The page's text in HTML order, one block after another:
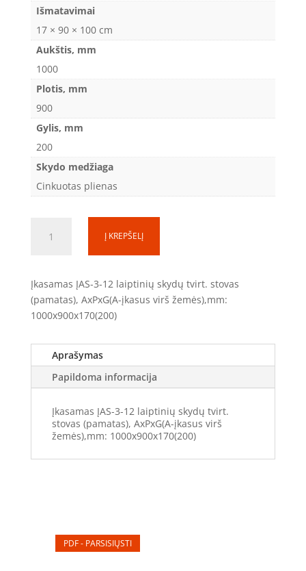
Išmatavimai
17 × 90 × 100 cm
Aukštis, mm
1000
Plotis, mm
900
Gylis, mm
200
Skydo medžiaga
Cinkuotas plienas
kiekis:
TS-
3-
12L
Į KREPŠELĮ
Įkasamas ĮAS-3-12 laiptinių skydų tvirt. stovas
(pamatas), AxPxG(A-įkasus virš žemės),mm:
1000x900x170(200)
Aprašymas
Papildoma informacija
Įkasamas ĮAS-3-12 laiptinių skydų tvirt.
stovas (pamatas), AxPxG(A-įkasus virš
žemės),mm: 1000x900x170(200)
PDF - PARSISIŲSTI